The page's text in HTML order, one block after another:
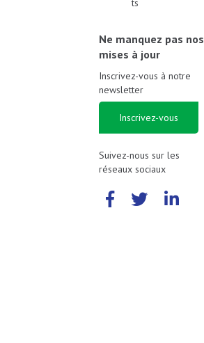
Ne manquez pas nos
mises à jour
Inscrivez-vous à notre
newsletter
Inscrivez-vous
Suivez-nous sur les
réseaux sociaux